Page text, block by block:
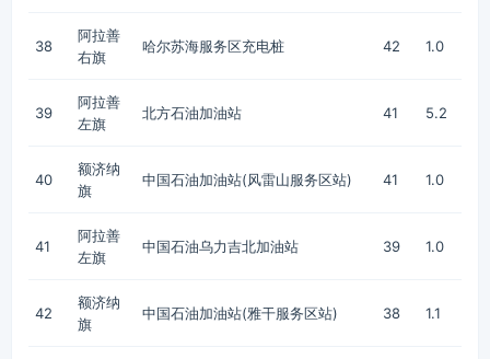
38
阿拉善
右旗
哈尔苏海服务区充电桩 42 1.0
39
阿拉善
左旗
北方石油加油站 41 5.2
40
额济纳
旗
中国石油加油站(风雷山服务区站) 41 1.0
41
阿拉善
左旗
中国石油乌力吉北加油站 39 1.0
42
额济纳
旗
中国石油加油站(雅干服务区站) 38 1.1